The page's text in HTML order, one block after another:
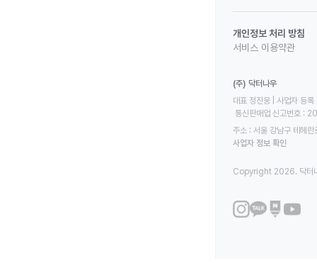
개인정보 처리 방침
서비스 이용약관
(주) 닥터나우
대표 정진웅 | 사업자
통신판매업 신고번호
주소 : 서울 강남구 테헤
사업자 정보 확인
Copyright 2026. 닥터